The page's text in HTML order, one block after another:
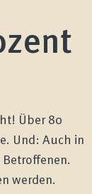
Über 80
Und: Auch in
werden.